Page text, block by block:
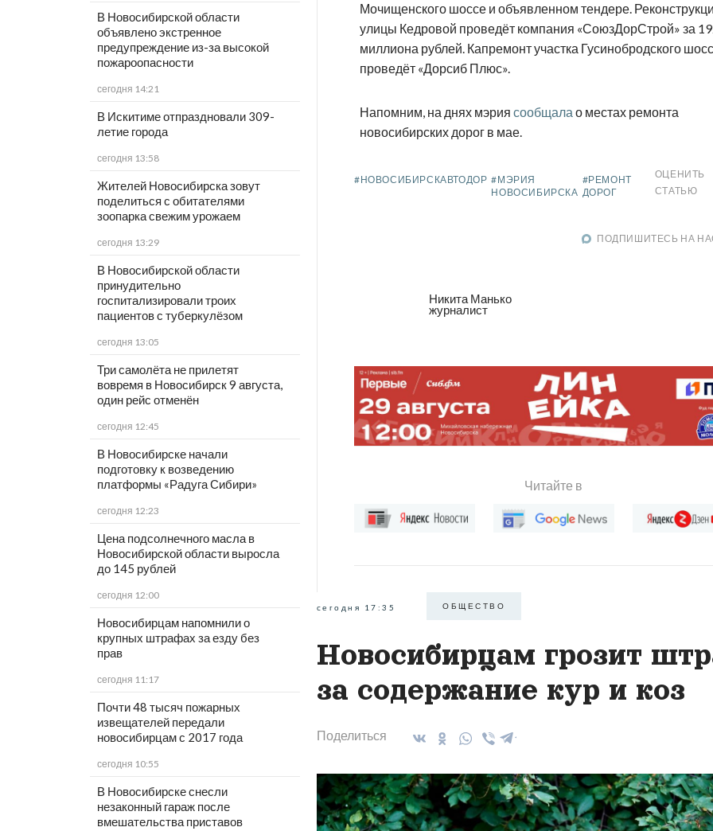
В Новосибирской области
объявлено экстренное
предупреждение из-за высокой
пожароопасности
сегодня 14:21
В Искитиме отпраздновали 309-
летие города
сегодня 13:58
Жителей Новосибирска зовут
поделиться с обитателями
зоопарка свежим урожаем
сегодня 13:29
В Новосибирской области
принудительно
госпитализировали троих
пациентов с туберкулёзом
сегодня 13:05
Три самолёта не прилетят
вовремя в Новосибирск 9 августа,
один рейс отменён
сегодня 12:45
В Новосибирске начали
подготовку к возведению
платформы «Радуга Сибири»
сегодня 12:23
Цена подсолнечного масла в
Новосибирской области выросла
до 145 рублей
сегодня 12:00
Новосибирцам напомнили о
крупных штрафах за езду без
прав
сегодня 11:17
Почти 48 тысяч пожарных
извещателей передали
новосибирцам с 2017 года
сегодня 10:55
В Новосибирске снесли
незаконный гараж после
вмешательства приставов
Мочищенского шоссе и объявленном тендере.
улицы Кедровой проведёт компания «СоюзДорСтрой» за
миллиона рублей. Капремонт участка Гусинобродского
проведёт «Дорсиб Плюс».
Напомним, на днях мэрия сообщала о местах ремонта
новосибирских дорог в мае.
#НОВОСИБИРСКАВТОДОР #МЭРИЯ
НОВОСИБИРСКА
#РЕМОНТ
ДОРОГ
ОЦЕНИТЬ
СТАТЬЮ
ПОДПИШИТЕСЬ НА
Никита Манько
журналист
Читайте в
сегодня 17:35 ОБЩЕСТВО
Новосибирцам грозит
за содержание кур и коз
Поделиться